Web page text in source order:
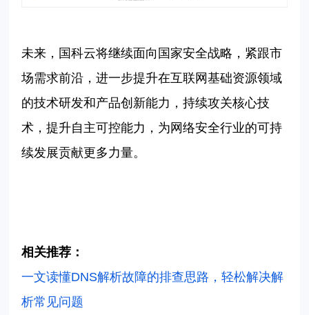
未来，国科云将继续面向国家安全战略，紧跟市
场需求前沿，进一步提升在互联网基础资源领域
的技术研发和产品创新能力，持续攻关核心技
术，提升自主可控能力，为网络安全行业的可持
续发展贡献更多力量。
相关推荐：
一文读懂DNS解析故障的排查思路，轻松解决解
析常见问题